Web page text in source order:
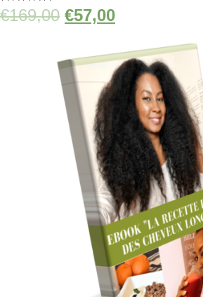
Note
4.94
€169,00 Le
initial
était :
€169,00.
€57,00Le
actuel
est :
€57,00.